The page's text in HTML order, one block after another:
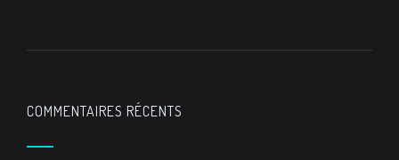
COMMENTAIRES RÉCENTS